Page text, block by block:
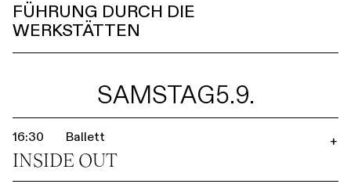
FÜHRUNG DURCH DIE
WERKSTÄTTEN
SAMSTAG5.9.
16:30 Ballett
INSIDE OUT
+